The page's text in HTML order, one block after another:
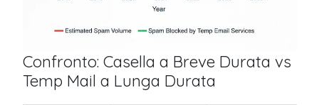
Confronto: Casella a Breve Durata vs
Temp Mail a Lunga Durata